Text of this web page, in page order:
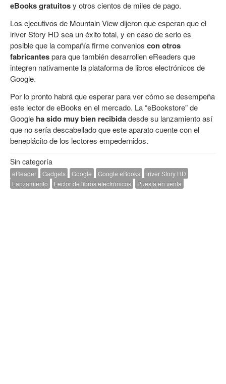
eBooks gratuitosy otros cientos de miles de pago.
Los ejecutivos de Mountain View dijeron que esperan que el
iriver Story HD sea un éxito total, y en caso de serlo es
posible que la compañía firme convenios con otros
fabricantespara que también desarrollen eReaders que
integren nativamente la plataforma de libros electrónicos de
Google.
Por lo pronto habrá que esperar para ver cómo se desempeña
este lector de eBooks en el mercado. La “eBookstore” de
Google ha sido muy bien recibidadesde su lanzamiento así
que no sería descabellado que este aparato cuente con el
beneplácito de los lectores empedernidos.
Sin categoría
eReader Gadgets Google Google eBooks
iriver Story HD
Lanzamiento
Lector de libros electrónicos Puesta en venta